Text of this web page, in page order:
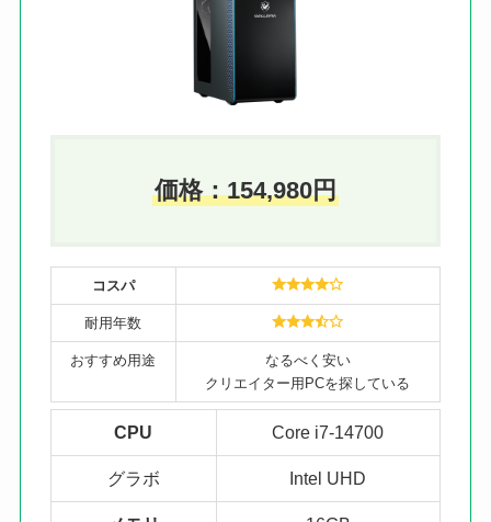
価格：154,980円
コスパ
耐用年数
おすすめ用途
なるべく安い
クリエイター用PCを探している
CPU Core i7-14700
グラボ Intel UHD